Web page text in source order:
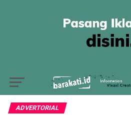
ADVERTORIAL